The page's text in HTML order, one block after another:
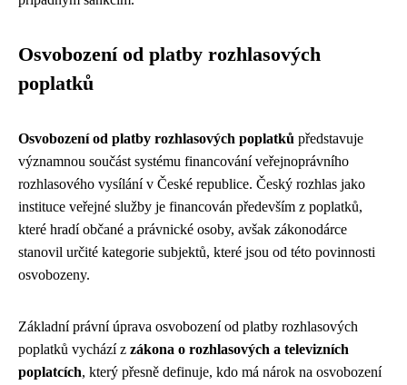
Osvobození od platby rozhlasových
poplatků
Osvobození od platby rozhlasových poplatků představuje
významnou součást systému financování veřejnoprávního
rozhlasového vysílání v České republice. Český rozhlas jako
instituce veřejné služby je financován především z poplatků,
které hradí občané a právnické osoby, avšak zákonodárce
stanovil určité kategorie subjektů, které jsou od této povinnosti
osvobozeny.
Základní právní úprava osvobození od platby rozhlasových
poplatků vychází z zákona o rozhlasových a televizních
poplatcích, který přesně definuje, kdo má nárok na osvobození